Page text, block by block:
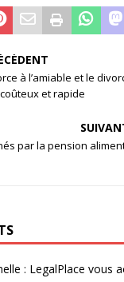
à l’amiable et le
et rapide
par la pension
: LegalPlace vous